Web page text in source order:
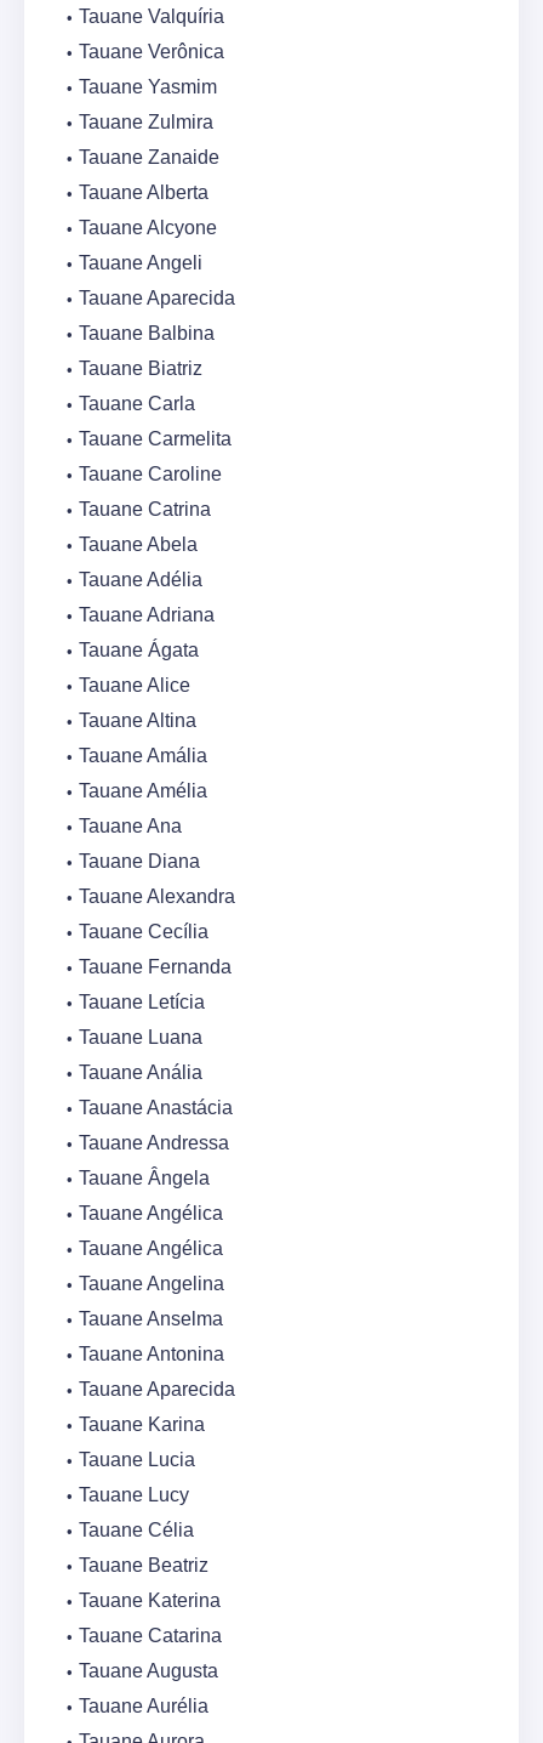
Tauane Valquíria
Tauane Verônica
Tauane Yasmim
Tauane Zulmira
Tauane Zanaide
Tauane Alberta
Tauane Alcyone
Tauane Angeli
Tauane Aparecida
Tauane Balbina
Tauane Biatriz
Tauane Carla
Tauane Carmelita
Tauane Caroline
Tauane Catrina
Tauane Abela
Tauane Adélia
Tauane Adriana
Tauane Ágata
Tauane Alice
Tauane Altina
Tauane Amália
Tauane Amélia
Tauane Ana
Tauane Diana
Tauane Alexandra
Tauane Cecília
Tauane Fernanda
Tauane Letícia
Tauane Luana
Tauane Anália
Tauane Anastácia
Tauane Andressa
Tauane Ângela
Tauane Angélica
Tauane Angélica
Tauane Angelina
Tauane Anselma
Tauane Antonina
Tauane Aparecida
Tauane Karina
Tauane Lucia
Tauane Lucy
Tauane Célia
Tauane Beatriz
Tauane Katerina
Tauane Catarina
Tauane Augusta
Tauane Aurélia